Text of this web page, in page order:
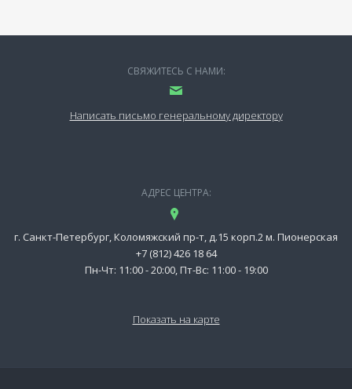
СВЯЖИТЕСЬ С НАМИ:
Написать письмо генеральному директору
АДРЕС ЦЕНТРА:
г. Санкт-Петербург, Коломяжский пр-т, д.15 корп.2 м. Пионерская
+7 (812) 426 18 64
Пн-Чт: 11:00 - 20:00, Пт-Вс: 11:00 - 19:00
Показать на карте